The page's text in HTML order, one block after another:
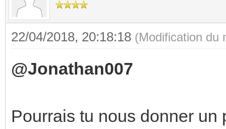
22/04/2018, 20:18:18 (Modification du
@Jonathan007
Pourrais tu nous donner